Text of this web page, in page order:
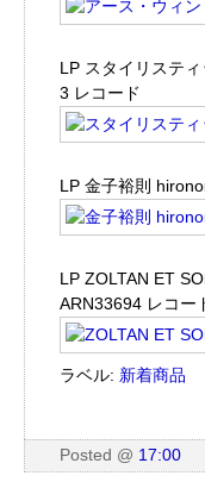
LP スタイリステ
3 レコード
LP 金子裕則
LP ZOLTAN ET
ARN33694 レコー
ラベル: 新着商品
Posted @ 17:00